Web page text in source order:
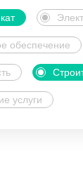
обеспечение
услуги